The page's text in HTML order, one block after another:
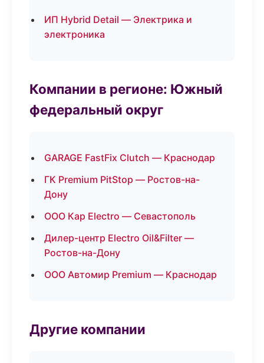
ИП Hybrid Detail — Электрика и
электроника
Компании в регионе: Южный
федеральный округ
GARAGE FastFix Clutch — Краснодар
ГК Premium PitStop — Ростов-на-
Дону
ООО Кар Electro — Севастополь
Дилер-центр Electro Oil&Filter —
Ростов-на-Дону
ООО Автомир Premium — Краснодар
Другие компании